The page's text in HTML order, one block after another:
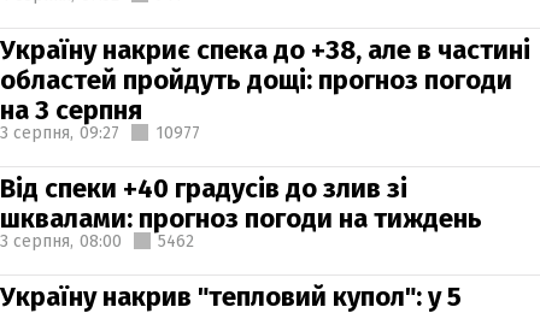
Україну накриє спека до +38, але в частині
областей пройдуть дощі: прогноз погоди
на 3 серпня
3 серпня, 09:27 10977
Від спеки +40 градусів до злив зі
шквалами: прогноз погоди на тиждень
3 серпня, 08:00 5462
Україну накрив "тепловий купол": у 5